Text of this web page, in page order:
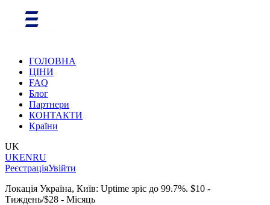
ГОЛОВНА
ЦІНИ
FAQ
Блог
Партнери
КОНТАКТИ
Країни
UK
UKENRU
РеєстраціяУвійти
Локація Україна, Київ: Uptime зріс до 99.7%. $10 -
Тиждень/$28 - Місяць